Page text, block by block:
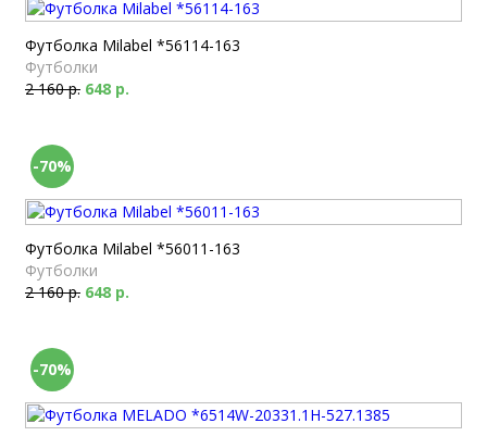
Футболка Milabel *56114-163
Футболки
2 160 р. 648 р.
-70%
Футболка Milabel *56011-163
Футболки
2 160 р. 648 р.
-70%